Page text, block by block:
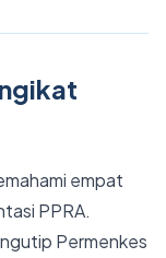
empat
PPRA.
Permenkes